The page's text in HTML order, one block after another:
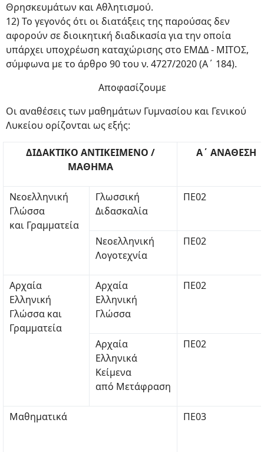
Θρησκευμάτων και Αθλητισμού.
12) Το γεγονός ότι οι διατάξεις της παρούσας δεν
αφορούν σε διοικητική διαδικασία για την οποία
υπάρχει υποχρέωση καταχώρισης στο ΕΜΔΔ - ΜΙΤΟΣ,
σύμφωνα με το άρθρο 90 του ν. 4727/2020 (Α΄ 184).
Αποφασίζουμε
Οι αναθέσεις των μαθημάτων Γυμνασίου και Γενικού
Λυκείου ορίζονται ως εξής:
ΔΙΔΑΚΤΙΚΟ ΑΝΤΙΚΕΙΜΕΝΟ /
ΜΑΘΗΜΑ
Α΄ ΑΝΑΘΕΣΗ
Νεοελληνική
Γλώσσα
και Γραμματεία
Γλωσσική
Διδασκαλία
ΠΕ02
Νεοελληνική
Λογοτεχνία
ΠΕ02
Αρχαία
Ελληνική
Γλώσσα και
Γραμματεία
Αρχαία
Ελληνική
Γλώσσα
ΠΕ02
Αρχαία
Ελληνικά
Κείμενα
από Μετάφραση
ΠΕ02
Μαθηματικά ΠΕ03